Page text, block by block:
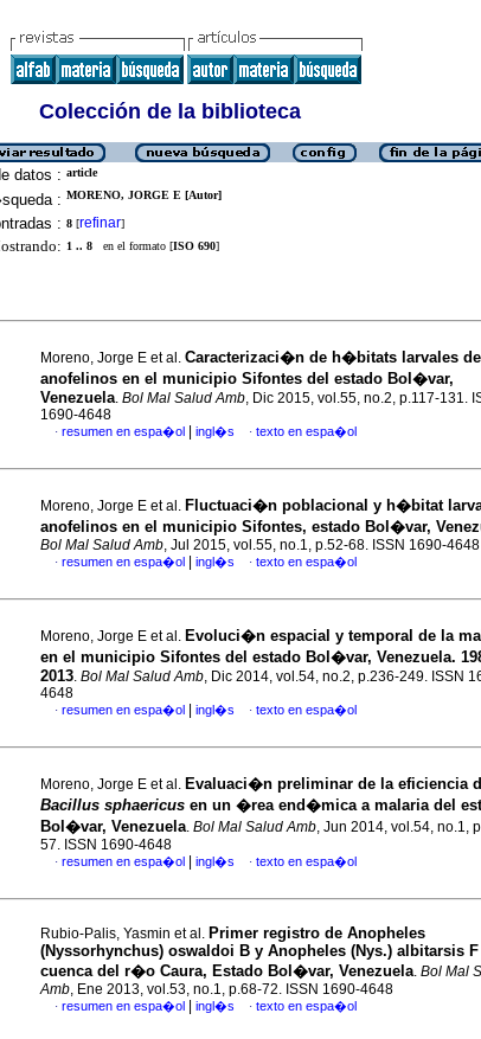
Colección de la biblioteca
datos : article
: MORENO, JORGE E [Autor]
: 8 [refinar]
1 .. 8 en el formato [ISO 690]
Moreno, Jorge E et al. Caracterizaci�n de h�bitats larvales de
anofelinos en el municipio Sifontes del estado Bol�var,
Venezuela. Bol Mal Salud Amb, Dic 2015, vol.55, no.2, p.117-131.
1690-4648
· resumen en espa�ol ingl�s · texto en espa�ol
Moreno, Jorge E et al. Fluctuaci�n poblacional y h�bitat
anofelinos en el municipio Sifontes, estado Bol�var,
Bol Mal Salud Amb, Jul 2015, vol.55, no.1, p.52-68. ISSN 1690-4648
· resumen en espa�ol ingl�s · texto en espa�ol
Moreno, Jorge E et al. Evoluci�n espacial y temporal de la
en el municipio Sifontes del estado Bol�var, Venezuela.
2013. Bol Mal Salud Amb, Dic 2014, vol.54, no.2, p.236-249. ISSN
4648
· resumen en espa�ol ingl�s · texto en espa�ol
Moreno, Jorge E et al. Evaluaci�n preliminar de la eficiencia
Bacillus sphaericus en un �rea end�mica a malaria del
Bol�var, Venezuela. Bol Mal Salud Amb, Jun 2014, vol.54, no.1,
57. ISSN 1690-4648
· resumen en espa�ol ingl�s · texto en espa�ol
Rubio-Palis, Yasmin et al. Primer registro de Anopheles
(Nyssorhynchus) oswaldoi B y Anopheles (Nys.) albitarsis
cuenca del r�o Caura, Estado Bol�var, Venezuela. Bol Mal
Amb, Ene 2013, vol.53, no.1, p.68-72. ISSN 1690-4648
· resumen en espa�ol ingl�s · texto en espa�ol